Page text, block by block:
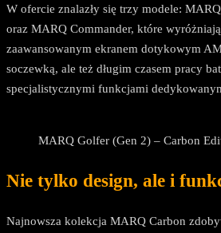
W ofercie znalazły się trzy modele:
oraz MARQ Commander, które
zaawansowanym ekranem dotykowym
soczewką, ale też długim czasem pracy
specjalistycznymi funkcjami
MARQ Golfer (Gen 2) – Carbon
Nie tylko design, ale i
Najnowsza kolekcja MARQ Carbon